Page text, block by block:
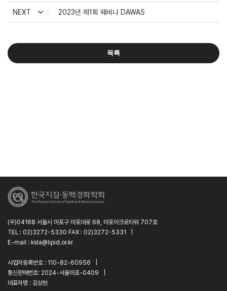
NEXT 2023년 제1회 웨비나 DAWAS
목록
(우)04168 서울시 마포구 마포대로 68, 마포아크로타워 707호
TEL : 02)3272-5330 FAX : 02)3272-5331
E-mail : ksla@lipid.or.kr
사업자등록번호 : 110-82-60956
통신판매번호: 2024-서울마포-0409
대표자명 : 김상현